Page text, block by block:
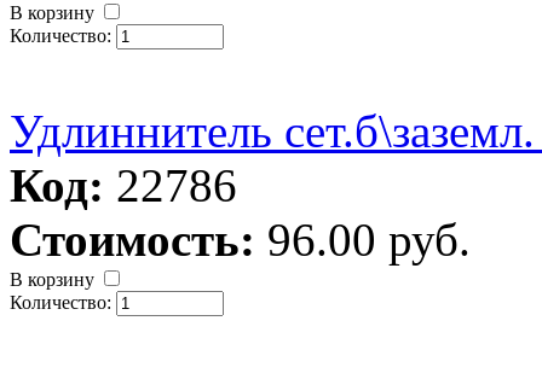
В корзину
Количество:
Удлиннитель
Код: 22786
Стоимость: 96.00 руб.
В корзину
Количество: